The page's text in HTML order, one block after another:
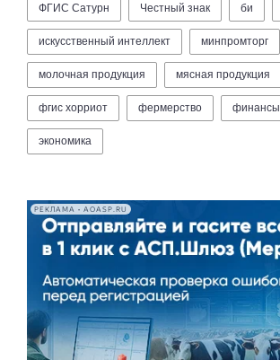
ФГИС Сатурн Честный знак би
искусственный интеллект минпромторг
молочная продукция мясная продукция
фгис хорриот фермерство финансы
экономика
РЕКЛАМА • AOASP.RU